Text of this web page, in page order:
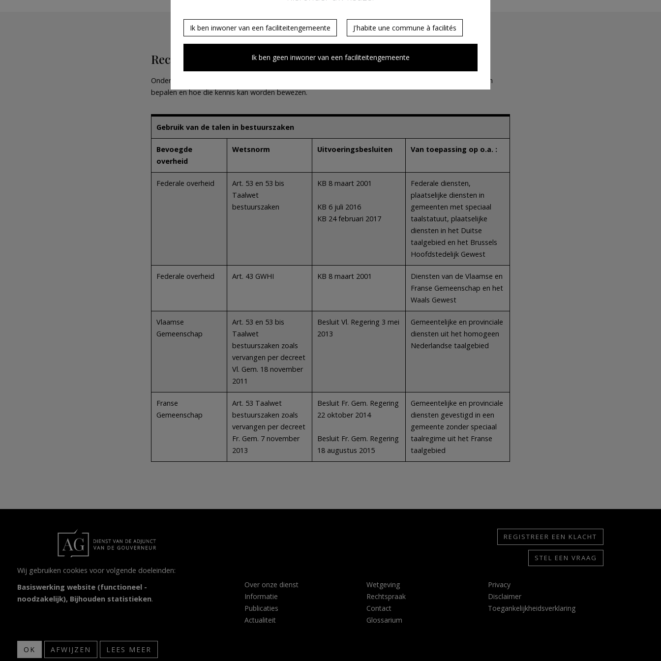
Rechtsnormen
Onderstaand schema geeft een overzicht van de rechtsnormen die het taalkennisniveau in bestuurszaken
bepalen en hoe die kennis kan worden bewezen.
Gebruik van de talen in bestuurszaken
Bevoegde
overheid
Wetsnorm Uitvoeringsbesluiten Van toepassing op o.a. :
Federale overheid
Art. 53 en 53 bis
Taalwet
bestuurszaken
KB 8 maart 2001
KB 6 juli 2016
KB 24 februari 2017
Federale diensten,
plaatselijke diensten in
gemeenten met speciaal
taalstatuut, plaatselijke
diensten in het Duitse
taalgebied en het Brussels
Hoofdstedelijk Gewest
Federale overheid Art. 43 GWHI KB 8 maart 2001
Diensten van de Vlaamse en
Franse Gemeenschap en het
Waals Gewest
Vlaamse
Gemeenschap
Art. 53 en 53 bis
Taalwet
bestuurszaken zoals
vervangen per decreet
Vl. Gem. 18 november
2011
Besluit Vl. Regering 3 mei
2013
Gemeentelijke en provinciale
diensten uit het homogeen
Nederlandse taalgebied
Franse
Gemeenschap
Art. 53 Taalwet
bestuurszaken zoals
vervangen per decreet
Fr. Gem. 7 november
2013
Besluit Fr. Gem. Regering
22 oktober 2014
Besluit Fr. Gem. Regering
18 augustus 2015
Gemeentelijke en provinciale
diensten gevestigd in een
gemeente zonder speciaal
taalregime uit het Franse
taalgebied
REGISTREER EEN KLACHT
STEL EEN VRAAG
Orgaan van administratief toezicht dat
waakt over de correcte naleving van de
Over onze dienst
Informatie
Publicaties
Actualiteit
Wetgeving
Rechtspraak
Contact
Glossarium
Privacy
Disclaimer
Toegankelijkheidsverklaring
Ik ben inwoner van een faciliteitengemeente J'habite une commune à facilités
Ik ben geen inwoner van een faciliteitengemeente
Wij gebruiken cookies voor volgende doeleinden:
Basiswerking website (functioneel -
noodzakelijk), Bijhouden statistieken.
OK AFWIJZEN LEES MEER